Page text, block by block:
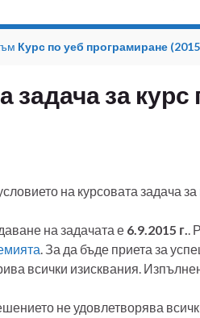
Курс по уеб програмиране
задача за
на курсовата задача за
на задачата е 6.9.2015 г..
. За да бъде приета за
всички изисквания.
не удовлетворява